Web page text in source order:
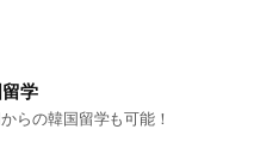
学
らの韓国留学も可能！